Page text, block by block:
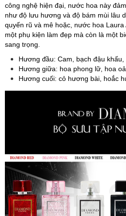
công nghệ hiện đại, nước hoa này
như độ lưu hương và độ bám mùi lâu
quyến rũ và mê hoặc, nước hoa Laura
một phụ kiện làm đẹp mà còn là một
sang trọng.
Hương đầu: Cam, bạch đậu khấu,
Hương giữa: hoa phong lữ, hoa
Hương cuối: cỏ hương bài, hoắc